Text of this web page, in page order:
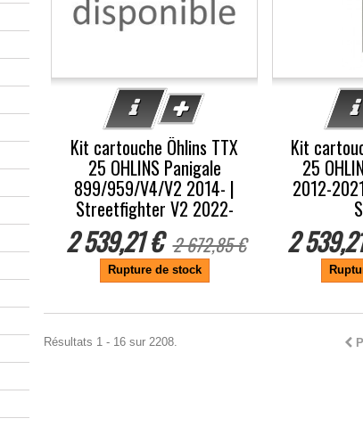
Kit cartouche Öhlins TTX
25 OHLINS Panigale
899/959/V4/V2 2014- |
Streetfighter V2 2022-
2 539,21 € 2 672,85 €
Rupture de stock
Kit
25
2012-
2
Résultats 1 - 16 sur 2208.